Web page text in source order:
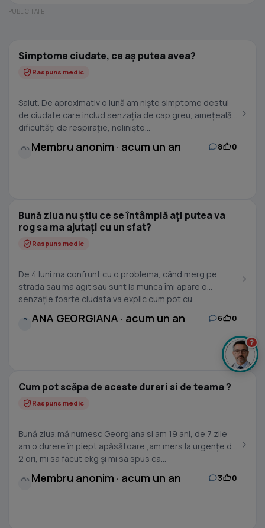
Simptome ciudate, ce aș putea avea?
Raspuns medic
Salut. De aproximativ o lună am niște simptome destul
de ciudate care includ senzația de cap greu, amețeală,
dificultăți de respirație, neliniște...
Membru anonim · acum un an 8 0
Bună ziua nu știu ce se întâmplă ați putea va
rog sa ma ajutați cu un sfat?
Raspuns medic
De 4 luni ma confrunt cu o problema, când merg pe
strada sau ma agit sau sunt la munca îmi apare o
senzație foarte ciudata va explic cum pot cu,
A ANA GEORGIANA · acum un an 6 0
Cum pot scăpa de aceste dureri si de teama ?
Raspuns medic
Bună ziua,mă numesc Georgiana si am 19 ani, de 7 zile
am o durere în piept apăsătoare ,am mers la urgențe de
2 ori, mi sa facut ekg și mi sa spus ca...
Membru anonim · acum un an 3 0
?